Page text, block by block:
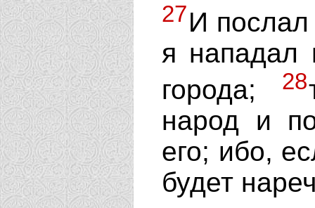
27И послал
я нападал
города;
28
народ и
его; ибо,
будет